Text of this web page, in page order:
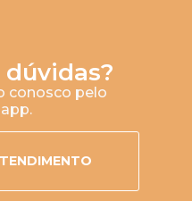
conosco pelo